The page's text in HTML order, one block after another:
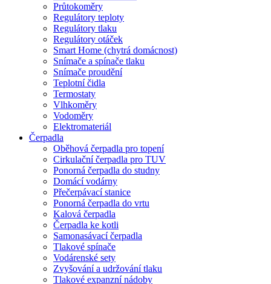
Průtokoměry
Regulátory teploty
Regulátory tlaku
Regulátory otáček
Smart Home (chytrá domácnost)
Snímače a spínače tlaku
Snímače proudění
Teplotní čidla
Termostaty
Vlhkoměry
Vodoměry
Elektromateriál
Čerpadla
Oběhová čerpadla pro topení
Cirkulační čerpadla pro TUV
Ponorná čerpadla do studny
Domácí vodárny
Přečerpávací stanice
Ponorná čerpadla do vrtu
Kalová čerpadla
Čerpadla ke kotli
Samonasávací čerpadla
Tlakové spínače
Vodárenské sety
Zvyšování a udržování tlaku
Tlakové expanzní nádoby